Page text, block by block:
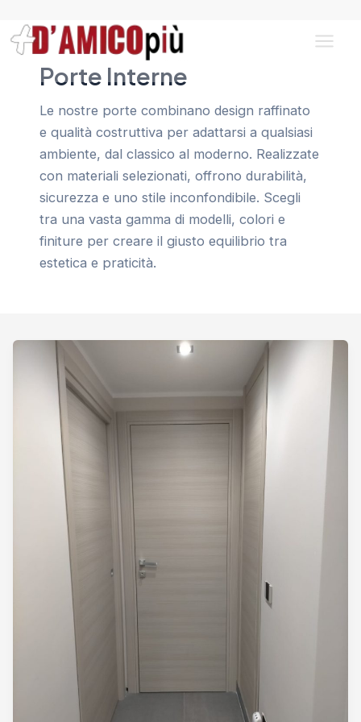
contenuto
Porte Interne
Le nostre porte combinano design raffinato
e qualità costruttiva per adattarsi a qualsiasi
ambiente, dal classico al moderno. Realizzate
con materiali selezionati, offrono durabilità,
sicurezza e uno stile inconfondibile. Scegli
tra una vasta gamma di modelli, colori e
finiture per creare il giusto equilibrio tra
estetica e praticità.